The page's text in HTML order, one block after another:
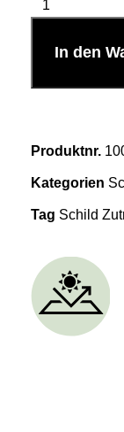
In den
Produktnr.
Kategorien
Tag Schild